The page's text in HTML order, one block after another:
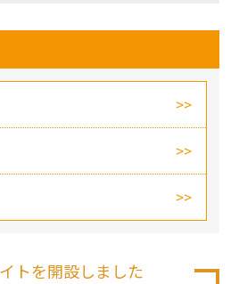
トを開設しました